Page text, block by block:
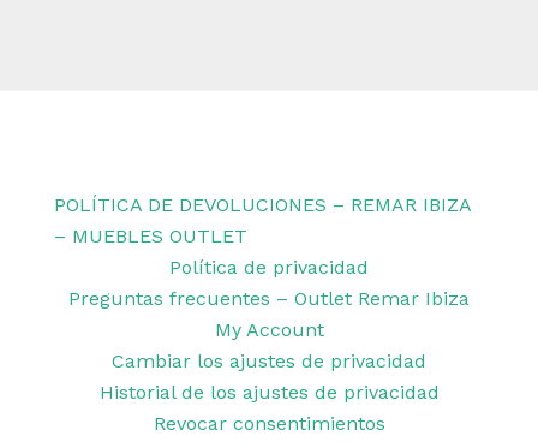
POLÍTICA DE DEVOLUCIONES – REMAR IBIZA
– MUEBLES OUTLET
Política de privacidad
Preguntas frecuentes – Outlet Remar Ibiza
My Account
Cambiar los ajustes de privacidad
Historial de los ajustes de privacidad
Revocar consentimientos